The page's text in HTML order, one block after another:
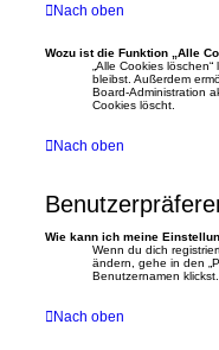
Nach oben
Wozu ist die Funktion „Alle
„Alle Cookies
bleibst. Außerdem
Board-Administration
Cookies löscht.
Nach oben
Wie kann ich meine
Wenn du dich
ändern, gehe in den
Benutzernamen
Nach oben